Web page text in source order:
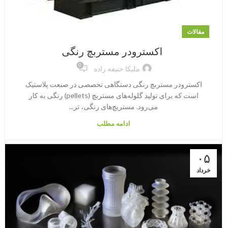
مقالات
اکسترودر مستربچ رنگی
ملیکا حنیفه راده 0
اکسترودر مستربچ رنگی دستگاهی تخصصی در صنعت پلاستیک
است که برای تولید گلوله‌های مستربچ (pellets) رنگی به کار
می‌رود. مستربچ‌های رنگی، تر...
ادامه مطلب
۰۵
خرداد